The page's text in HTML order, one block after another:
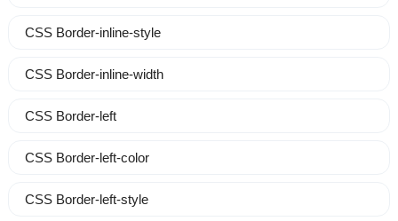
CSS Border-inline-style
CSS Border-inline-width
CSS Border-left
CSS Border-left-color
CSS Border-left-style